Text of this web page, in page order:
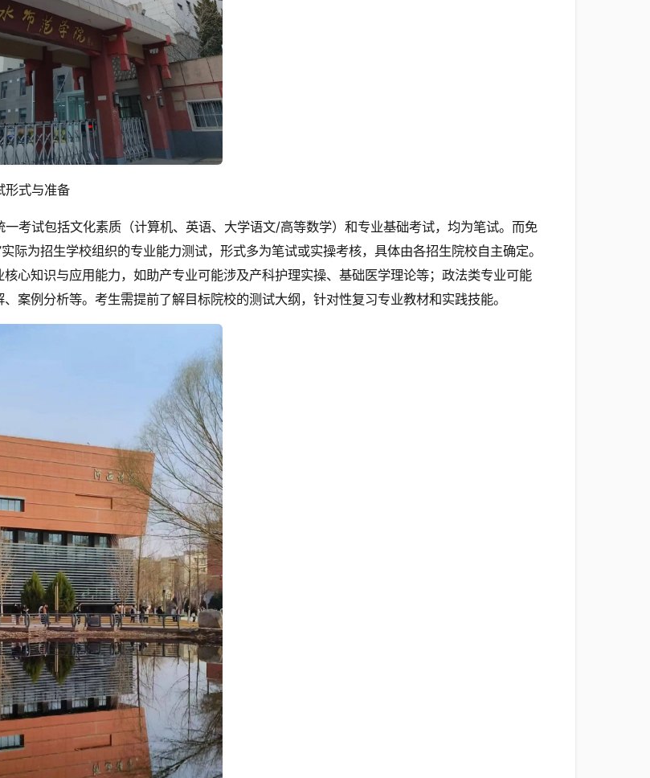
形式与准备
一考试包括文化素质（计算机、英语、大学语文/高等数学）和专业基础考试，均为笔试。而免
际为招生学校组织的专业能力测试，形式多为笔试或实操考核，具体由各招生院校自主确定。
心知识与应用能力，如助产专业可能涉及产科护理实操、基础医学理论等；政法类专业可能
案例分析等。考生需提前了解目标院校的测试大纲，针对性复习专业教材和实践技能。